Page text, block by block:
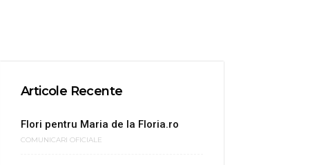
Articole Recente
Flori pentru Maria de la Floria.ro
COMUNICARI OFICIALE